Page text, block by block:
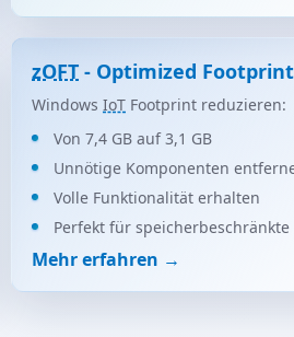
zOFT - Optimized Footprint
WindowsIoT Footprint reduzieren:
Von 7,4 GB auf 3,1 GB
Unnötige Komponenten
Volle Funktionalität erhalten
Perfekt für speicherbeschränkte
Mehr erfahren →